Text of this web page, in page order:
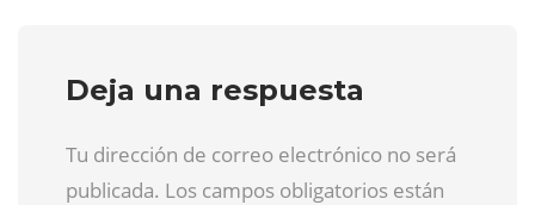
Deja una respuesta
Tu dirección de correo electrónico no será
publicada. Los campos obligatorios están